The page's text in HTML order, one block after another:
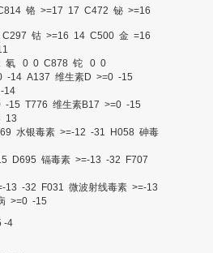
铬 >=17 17 C472 铋 >=16
钴 >=16 14 C500 金 =16
氡 0 0 C878 铊 0 0
14 A137 维生素D >=0 -15
14
-15 T776 维生素B17 >=0 -15
13
水银毒素 >=-12 -31 H058 砷毒
D695 镉毒素 >=-13 -32 F707
13 -32 F031 微波射线毒素 >=-13
>=0 -15
-4